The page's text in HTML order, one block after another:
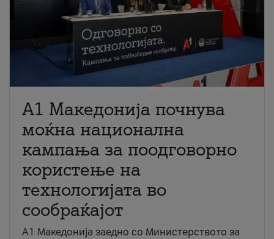
A1 Македонија почнува
моќна национална
кампања за поодговорно
користење на
технологијата во
сообраќајот
A1 Македонија заедно со Министерството за